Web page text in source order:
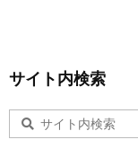
サイト内検索